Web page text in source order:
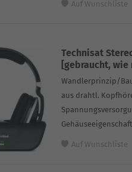
Auf Wunschliste
Technisat
[gebraucht, wie
Wandlerprinzip/
aus drahtl.
Auf Wunschliste